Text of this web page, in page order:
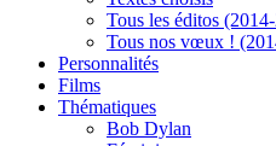
Tous les éditos
Tous nos vœux !
Personnalités
Films
Thématiques
Bob Dylan